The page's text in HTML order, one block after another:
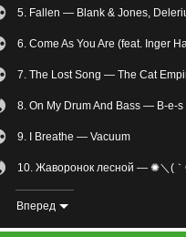
злость
5. Fallen — Blank & Jones,
6. Come As You Are (feat. Inger
7. The Lost Song — The Cat
8. On My Drum And Bass — B-e-s
9. I Breathe — Vacuum
10. Жаворонок лесной — ✺＼(
11. Madness Of Love — Raphael
12. The Sacred People —
Вперед